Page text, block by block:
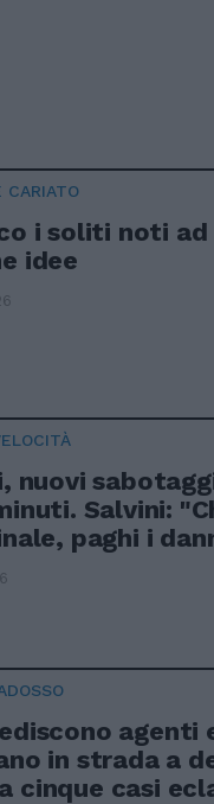
CARIATO
i soliti noti
idee
nuovi
Salvini:
paghi i
agenti
in strada a
cinque casi